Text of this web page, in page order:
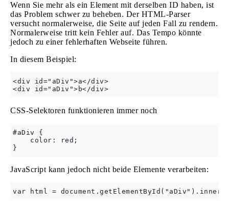
Wenn Sie mehr als ein Element mit derselben ID haben, ist
das Problem schwer zu beheben. Der HTML-Parser
versucht normalerweise, die Seite auf jeden Fall zu rendern.
Normalerweise tritt kein Fehler auf. Das Tempo könnte
jedoch zu einer fehlerhaften Webseite führen.
In diesem Beispiel:
<div id="aDiv">a</div>
CSS-Selektoren funktionieren immer noch
#aDiv {
    color: red;
JavaScript kann jedoch nicht beide Elemente verarbeiten: